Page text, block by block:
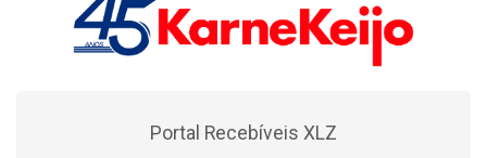
Portal Recebíveis XLZ